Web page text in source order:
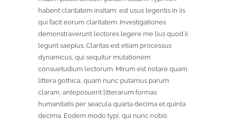
habent claritatem insitam; est usus legentis in iis
qui facit eorum claritatem. Investigationes
demonstraverunt lectores legere me lius quod ii
legunt saepius. Claritas est etiam processus
dynamicus, qui sequitur mutationem
consuetudium lectorum. Mirum est notare quam
littera gothica, quam nunc putamus parum
claram, anteposuerit litterarum formas
humanitatis per seacula quarta decima et quinta
decima. Eodem modo typi, qui nunc nobis